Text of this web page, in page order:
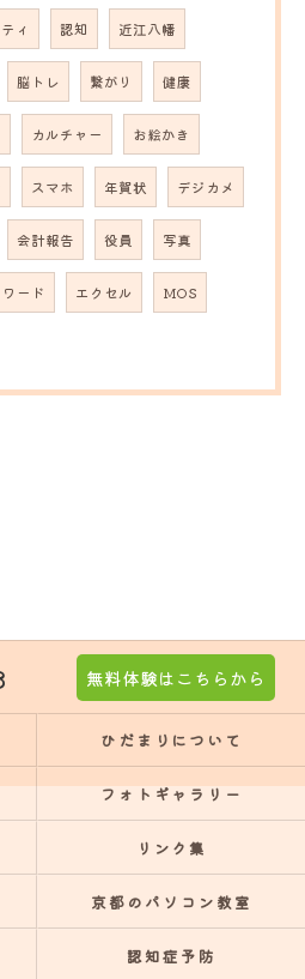
ィ 認知 近江八幡
脳トレ 繋がり 健康
カルチャー お絵かき
スマホ 年賀状 デジカメ
会計報告 役員 写真
ワード エクセル MOS
無料体験はこちらから
ひだまりについて
フォトギャラリー
リンク集
京都のパソコン教室
認知症予防